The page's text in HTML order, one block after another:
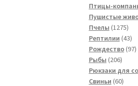
Птицы-
Пушистые
Пчелы 12751275
Рептилии 4343
Рождество 9797
Рыбы 206206
Рюкзаки для
Свиньи 6060